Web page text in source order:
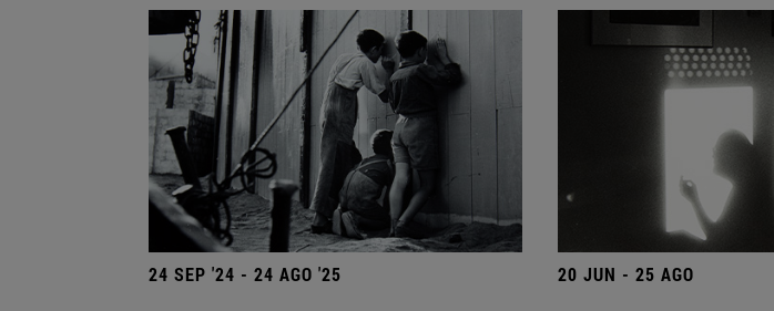
24 SEP '24 - 24 AGO '25 20 JUN - 25 AGO